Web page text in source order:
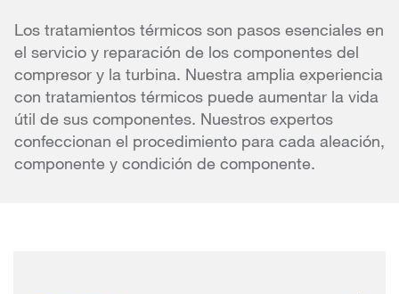
Los tratamientos térmicos son pasos esenciales en
el servicio y reparación de los componentes del
compresor y la turbina. Nuestra amplia experiencia
con tratamientos térmicos puede aumentar la vida
útil de sus componentes. Nuestros expertos
confeccionan el procedimiento para cada aleación,
componente y condición de componente.